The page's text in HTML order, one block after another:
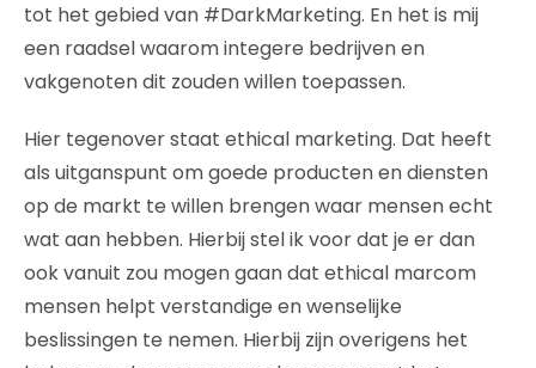
tot het gebied van #DarkMarketing. En het is mij
een raadsel waarom integere bedrijven en
vakgenoten dit zouden willen toepassen.
Hier tegenover staat ethical marketing. Dat heeft
als uitganspunt om goede producten en diensten
op de markt te willen brengen waar mensen echt
wat aan hebben. Hierbij stel ik voor dat je er dan
ook vanuit zou mogen gaan dat ethical marcom
mensen helpt verstandige en wenselijke
beslissingen te nemen. Hierbij zijn overigens het